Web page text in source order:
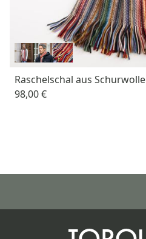
Raschelschal aus Schurwolle
98,00 €